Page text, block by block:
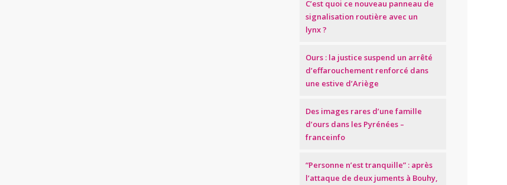
C’est quoi ce nouveau panneau de
signalisation routière avec un
lynx ?
Ours : la justice suspend un arrêté
d’effarouchement renforcé dans
une estive d’Ariège
Des images rares d’une famille
d’ours dans les Pyrénées –
franceinfo
“Personne n’est tranquille” : après
l’attaque de deux juments à Bouhy,